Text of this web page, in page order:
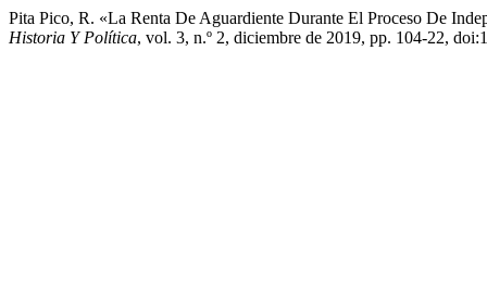
Pita Pico, R. «La Renta De Aguardiente Durante El Proceso De
Historia Y Política, vol. 3, n.º 2, diciembre de 2019, pp. 104-22,